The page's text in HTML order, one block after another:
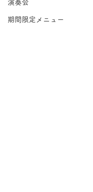
演奏会
期間限定メニュー